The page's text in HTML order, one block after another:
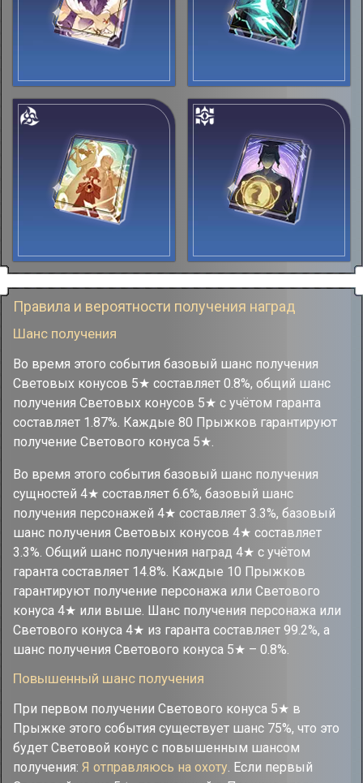
Правила и вероятности получения наград
Шанс получения
Во время этого события базовый шанс получения
Световых конусов 5★ составляет 0.8%, общий шанс
получения Световых конусов 5★ с учётом гаранта
составляет 1.87%. Каждые 80 Прыжков гарантируют
получение Светового конуса 5★.
Во время этого события базовый шанс получения
сущностей 4★ составляет 6.6%, базовый шанс
получения персонажей 4★ составляет 3.3%, базовый
шанс получения Световых конусов 4★ составляет
3.3%. Общий шанс получения наград 4★ с учётом
гаранта составляет 14.8%. Каждые 10 Прыжков
гарантируют получение персонажа или Светового
конуса 4★ или выше. Шанс получения персонажа или
Светового конуса 4★ из гаранта составляет 99.2%, а
шанс получения Светового конуса 5★ – 0.8%.
Повышенный шанс получения
При первом получении Светового конуса 5★ в
Прыжке этого события существует шанс 75%, что это
будет Световой конус с повышенным шансом
получения: Я отправляюсь на охоту. Если первый